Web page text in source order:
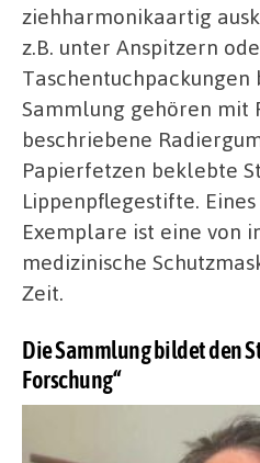
ziehharmonikaartig
z.B. unter Anspitzern
Taschentuchpackungen
Sammlung gehören mit
beschriebene
Papierfetzen beklebte
Lippenpflegestifte.
Exemplare ist eine von
medizinische
Zeit.
Die Sammlung bildet den
Forschung“